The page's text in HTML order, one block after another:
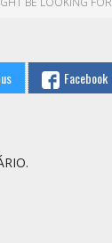
Facebook